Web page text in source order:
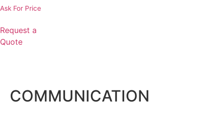
Ask For Price
Request a
Quote
COMMUNICATION